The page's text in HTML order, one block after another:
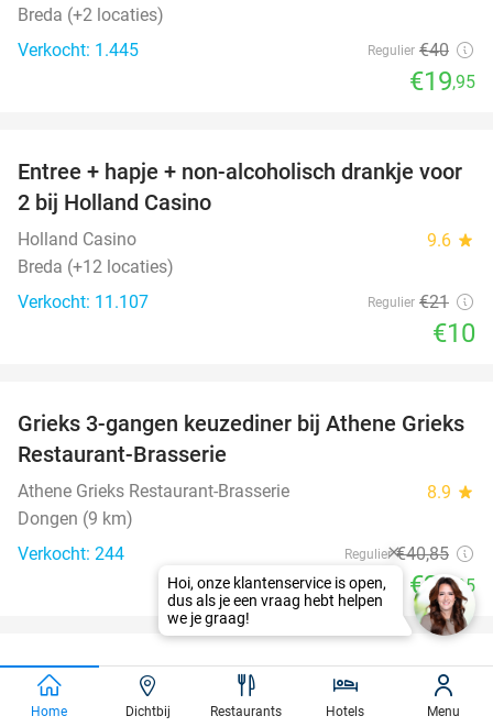
Breda (+2 locaties)
Verkocht: 1.445
Regulier €40
€19,95
52%
Entree + hapje + non-alcoholisch drankje voor
2 bij Holland Casino
Holland Casino 9.6 star
Breda (+12 locaties)
Verkocht: 11.107
Regulier €21
€10
39%
Grieks 3-gangen keuzediner bij Athene Grieks
Restaurant-Brasserie
Athene Grieks Restaurant-Brasserie 8.9 star
Dongen (9 km)
Verkocht: 244
Regulier €40,85
€24,95
100%
favorite_border
60 dagen luisterboeken en e-books (20
luisteruren)
Home Dichtbij Restaurants Hotels Menu